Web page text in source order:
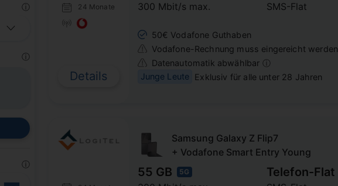
ⓘ
ⓘ
ⓘ
24 Monate
Details
300 Mbit/s max. SMS-Flat
50€ Vodafone Guthaben
Vodafone-Rechnung muss eingereicht werden
Datenautomatik abwählbar ⓘ
Junge Leute
Exklusiv für alle unter 28 Jahren
Samsung Galaxy Z Flip7
+ Vodafone Smart Entry Young
55 GB 5G Telefon-Flat